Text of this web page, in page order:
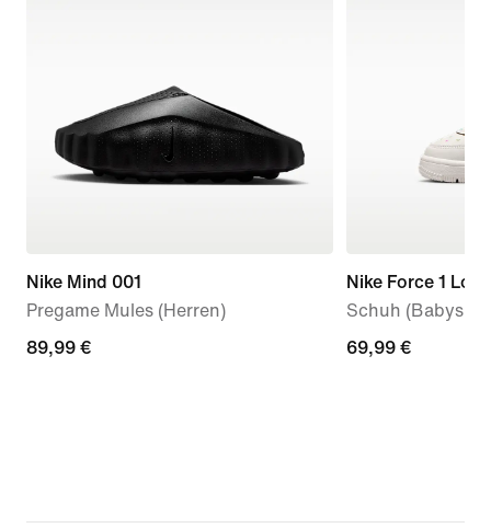
Nike Mind 001
Pregame Mules (Herren)
89,99 €
89,99 €
Nike Force 1 Low
Schuh (Babys,
69,99 €
69,99 €